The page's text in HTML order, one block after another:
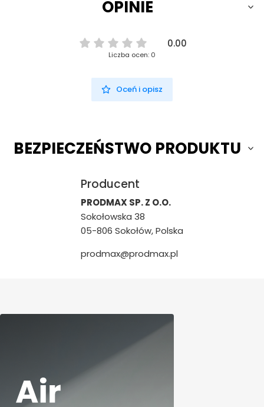
OPINIE
0.00
Liczba ocen: 0
Oceń i opisz
BEZPIECZEŃSTWO PRODUKTU
Producent
PRODMAX SP. Z O.O.
Sokołowska 38
05-806 Sokołów, Polska
prodmax@prodmax.pl